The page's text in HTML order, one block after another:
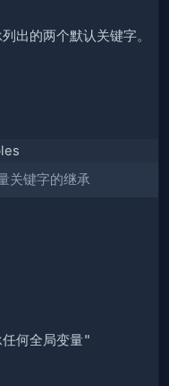
关键字的继承